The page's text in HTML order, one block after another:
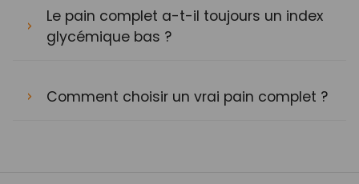
Le pain complet a-t-il toujours un index
glycémique bas ?
Comment choisir un vrai pain complet ?